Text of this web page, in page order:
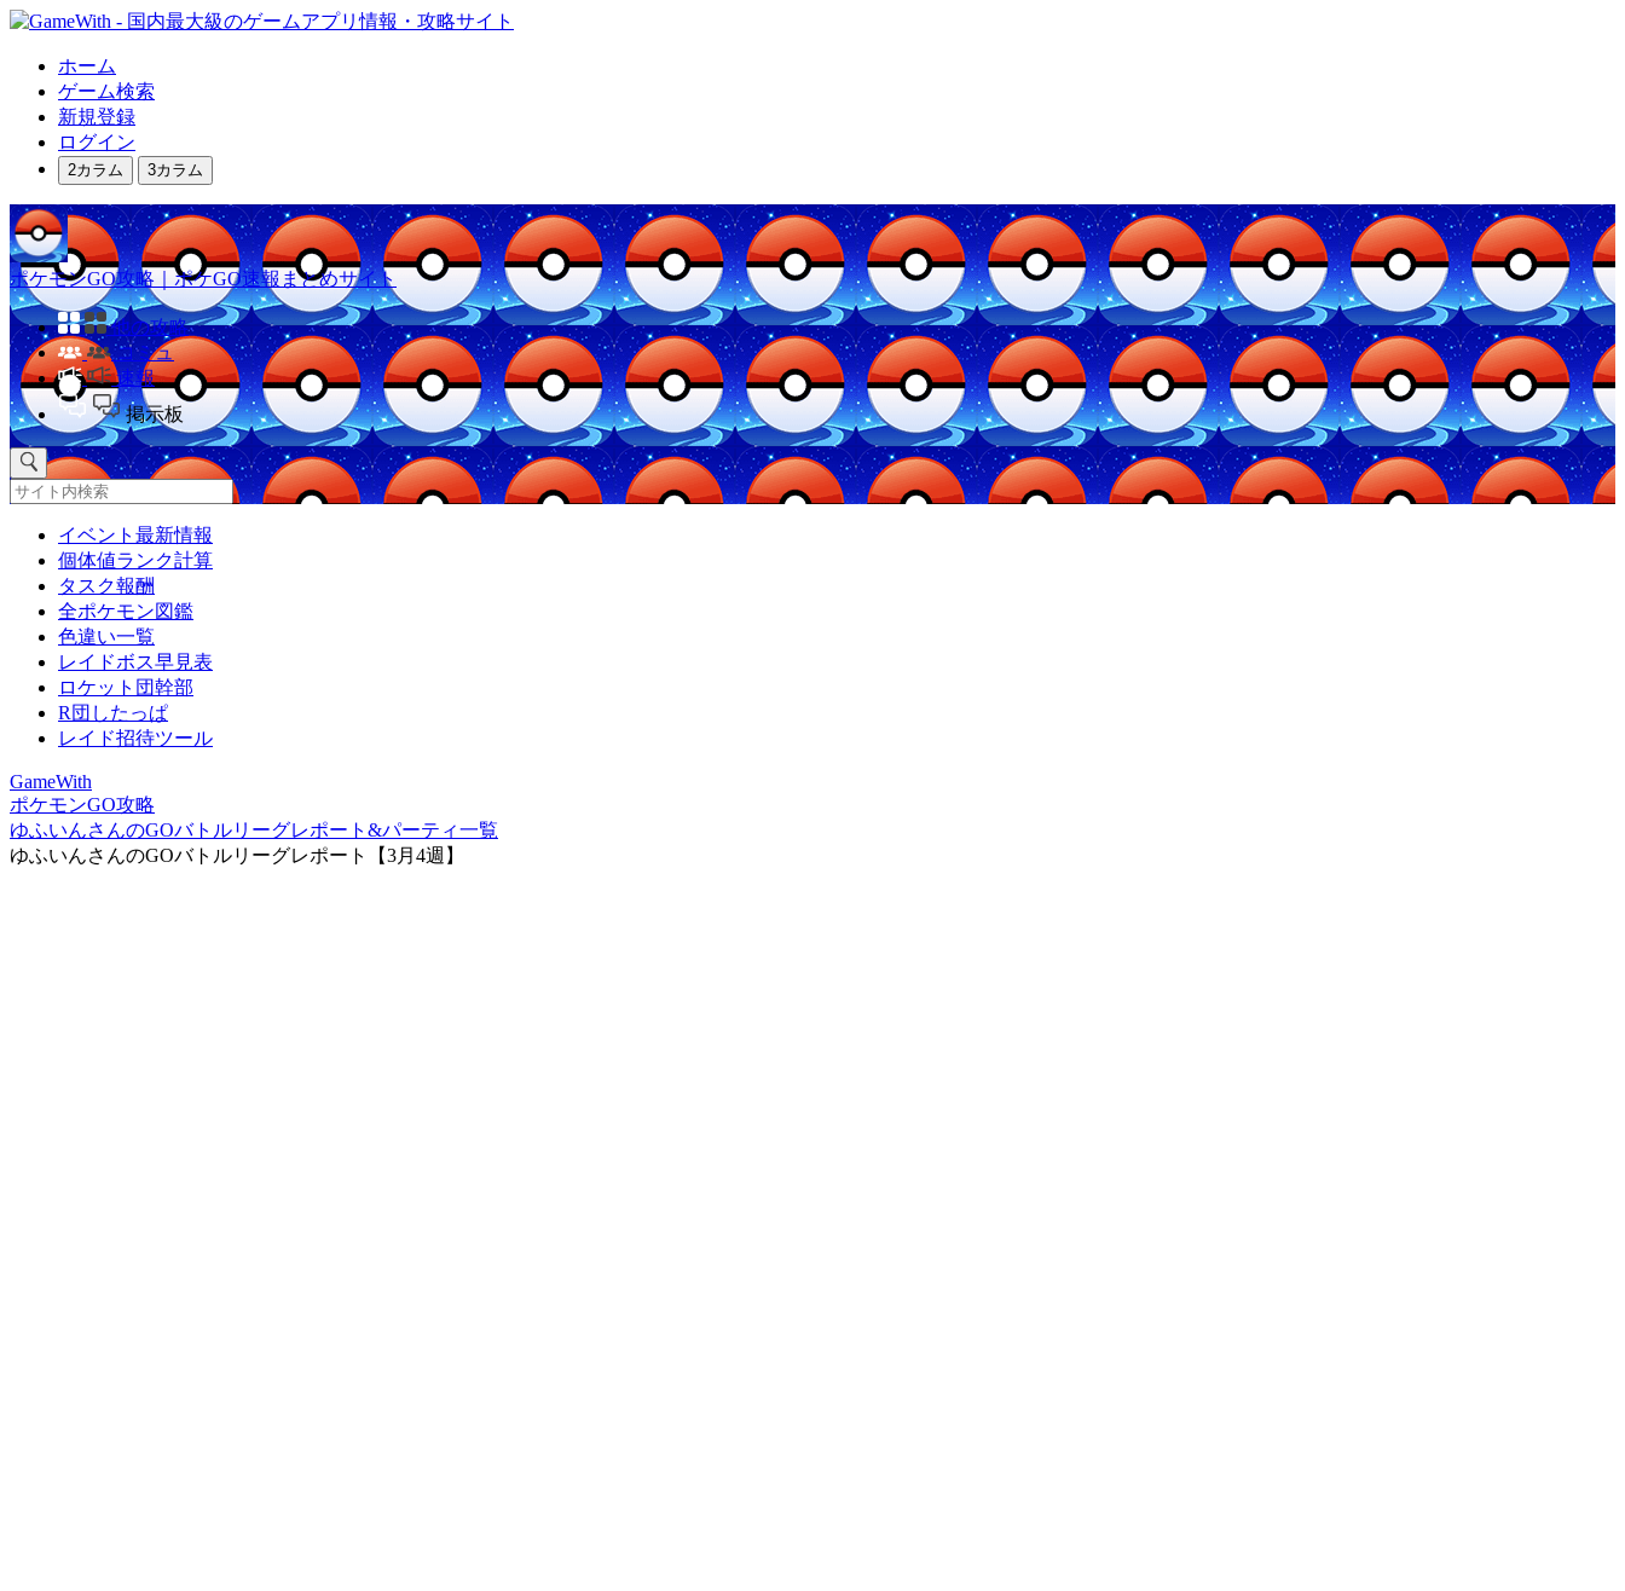
ホーム
ゲーム検索
新規登録
ログイン
2カラム 3カラム
ポケモンGO攻略｜ポケGO速報まとめサイト
他の攻略
コミュ
速報
掲示板
イベント最新情報
個体値ランク計算
タスク報酬
全ポケモン図鑑
色違い一覧
レイドボス早見表
ロケット団幹部
R団したっぱ
レイド招待ツール
GameWith
ポケモンGO攻略
ゆふいんさんのGOバトルリーグレポート&パーティ一覧
ゆふいんさんのGOバトルリーグレポート【3月4週】